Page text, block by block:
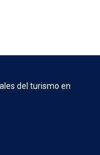
del turismo en